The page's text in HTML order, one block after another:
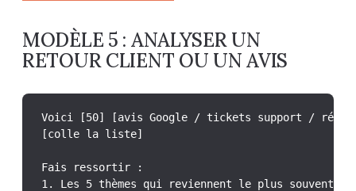
MODÈLE 5 : ANALYSER UN
RETOUR CLIENT OU UN AVIS
Voici [50] [avis Google / tickets support /
[colle la liste]
Fais ressortir :
1. Les 5 thèmes qui reviennent le plus souvent,